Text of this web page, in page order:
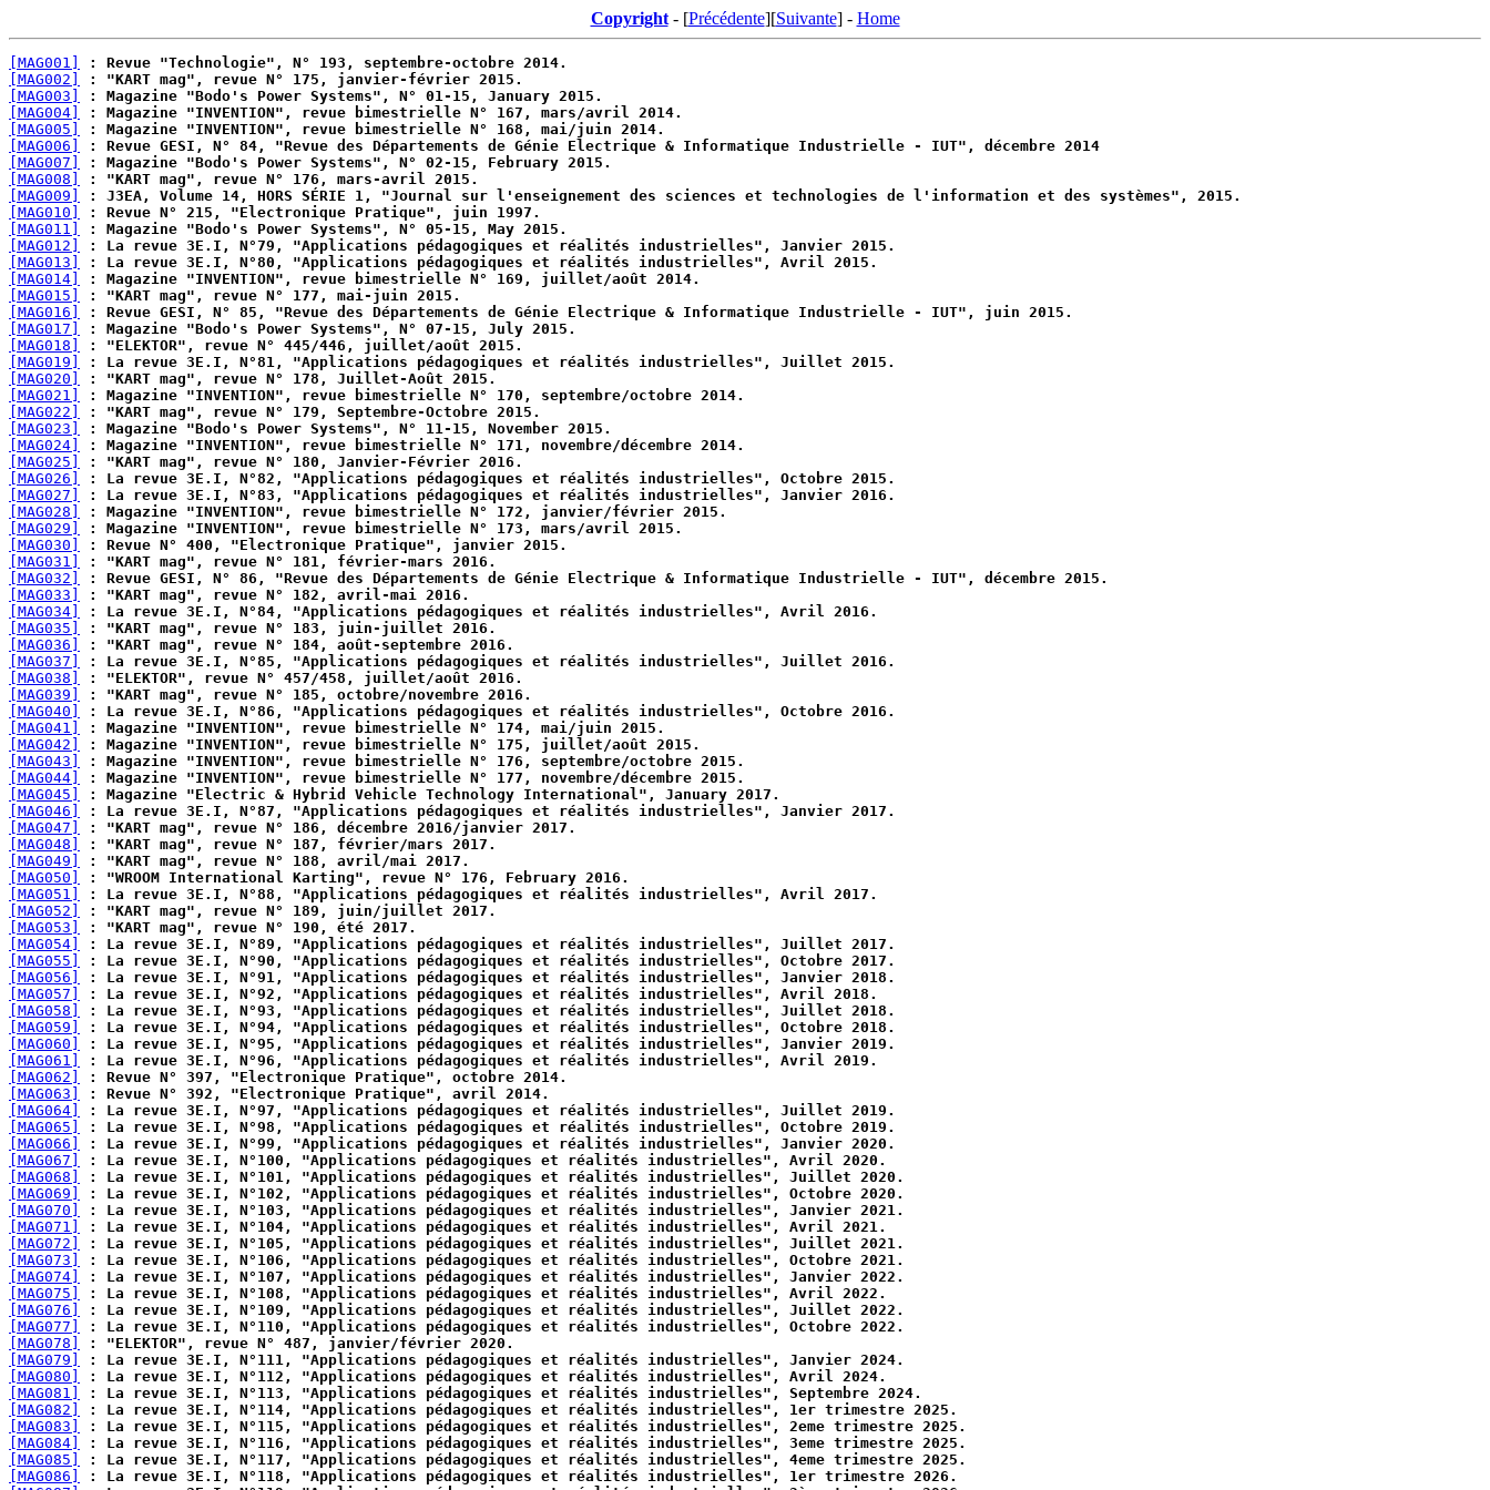
Copyright- [Précédente][Suivante] - Home
[MAG001]
: Revue "Technologie", N° 193, septembre-octobre 2014.
[MAG002]
: "KART mag", revue N° 175, janvier-février 2015.
[MAG003]
: Magazine "Bodo's Power Systems", N° 01-15, January 2015.
[MAG004]
: Magazine "INVENTION", revue bimestrielle N° 167, mars/avril 2014.
[MAG005]
: Magazine "INVENTION", revue bimestrielle N° 168, mai/juin 2014.
[MAG006]
: Revue GESI, N° 84, "Revue des Départements de Génie Electrique & Informatique Industrielle - IUT", décembre 2014
[MAG007]
: Magazine "Bodo's Power Systems", N° 02-15, February 2015.
[MAG008]
: "KART mag", revue N° 176, mars-avril 2015.
[MAG009]
: J3EA, Volume 14, HORS SÉRIE 1, "Journal sur l'enseignement des sciences et technologies de l'information et des systèmes", 2015.
[MAG010]
: Revue N° 215, "Electronique Pratique", juin 1997.
[MAG011]
: Magazine "Bodo's Power Systems", N° 05-15, May 2015.
[MAG012]
: La revue 3E.I, N°79, "Applications pédagogiques et réalités industrielles", Janvier 2015.
[MAG013]
: La revue 3E.I, N°80, "Applications pédagogiques et réalités industrielles", Avril 2015.
[MAG014]
: Magazine "INVENTION", revue bimestrielle N° 169, juillet/août 2014.
[MAG015]
: "KART mag", revue N° 177, mai-juin 2015.
[MAG016]
: Revue GESI, N° 85, "Revue des Départements de Génie Electrique & Informatique Industrielle - IUT", juin 2015.
[MAG017]
: Magazine "Bodo's Power Systems", N° 07-15, July 2015.
[MAG018]
: "ELEKTOR", revue N° 445/446, juillet/août 2015.
[MAG019]
: La revue 3E.I, N°81, "Applications pédagogiques et réalités industrielles", Juillet 2015.
[MAG020]
: "KART mag", revue N° 178, Juillet-Août 2015.
[MAG021]
: Magazine "INVENTION", revue bimestrielle N° 170, septembre/octobre 2014.
[MAG022]
: "KART mag", revue N° 179, Septembre-Octobre 2015.
[MAG023]
: Magazine "Bodo's Power Systems", N° 11-15, November 2015.
[MAG024]
: Magazine "INVENTION", revue bimestrielle N° 171, novembre/décembre 2014.
[MAG025]
: "KART mag", revue N° 180, Janvier-Février 2016.
[MAG026]
: La revue 3E.I, N°82, "Applications pédagogiques et réalités industrielles", Octobre 2015.
[MAG027]
: La revue 3E.I, N°83, "Applications pédagogiques et réalités industrielles", Janvier 2016.
[MAG028]
: Magazine "INVENTION", revue bimestrielle N° 172, janvier/février 2015.
[MAG029]
: Magazine "INVENTION", revue bimestrielle N° 173, mars/avril 2015.
[MAG030]
: Revue N° 400, "Electronique Pratique", janvier 2015.
[MAG031]
: "KART mag", revue N° 181, février-mars 2016.
[MAG032]
: Revue GESI, N° 86, "Revue des Départements de Génie Electrique & Informatique Industrielle - IUT", décembre 2015.
[MAG033]
: "KART mag", revue N° 182, avril-mai 2016.
[MAG034]
: La revue 3E.I, N°84, "Applications pédagogiques et réalités industrielles", Avril 2016.
[MAG035]
: "KART mag", revue N° 183, juin-juillet 2016.
[MAG036]
: "KART mag", revue N° 184, août-septembre 2016.
[MAG037]
: La revue 3E.I, N°85, "Applications pédagogiques et réalités industrielles", Juillet 2016.
[MAG038]
: "ELEKTOR", revue N° 457/458, juillet/août 2016.
[MAG039]
: "KART mag", revue N° 185, octobre/novembre 2016.
[MAG040]
: La revue 3E.I, N°86, "Applications pédagogiques et réalités industrielles", Octobre 2016.
[MAG041]
: Magazine "INVENTION", revue bimestrielle N° 174, mai/juin 2015.
[MAG042]
: Magazine "INVENTION", revue bimestrielle N° 175, juillet/août 2015.
[MAG043]
: Magazine "INVENTION", revue bimestrielle N° 176, septembre/octobre 2015.
[MAG044]
: Magazine "INVENTION", revue bimestrielle N° 177, novembre/décembre 2015.
[MAG045]
: Magazine "Electric & Hybrid Vehicle Technology International", January 2017.
[MAG046]
: La revue 3E.I, N°87, "Applications pédagogiques et réalités industrielles", Janvier 2017.
[MAG047]
: "KART mag", revue N° 186, décembre 2016/janvier 2017.
[MAG048]
: "KART mag", revue N° 187, février/mars 2017.
[MAG049]
: "KART mag", revue N° 188, avril/mai 2017.
[MAG050]
: "WROOM International Karting", revue N° 176, February 2016.
[MAG051]
: La revue 3E.I, N°88, "Applications pédagogiques et réalités industrielles", Avril 2017.
[MAG052]
: "KART mag", revue N° 189, juin/juillet 2017.
[MAG053]
: "KART mag", revue N° 190, été 2017.
[MAG054]
: La revue 3E.I, N°89, "Applications pédagogiques et réalités industrielles", Juillet 2017.
[MAG055]
: La revue 3E.I, N°90, "Applications pédagogiques et réalités industrielles", Octobre 2017.
[MAG056]
: La revue 3E.I, N°91, "Applications pédagogiques et réalités industrielles", Janvier 2018.
[MAG057]
: La revue 3E.I, N°92, "Applications pédagogiques et réalités industrielles", Avril 2018.
[MAG058]
: La revue 3E.I, N°93, "Applications pédagogiques et réalités industrielles", Juillet 2018.
[MAG059]
: La revue 3E.I, N°94, "Applications pédagogiques et réalités industrielles", Octobre 2018.
[MAG060]
: La revue 3E.I, N°95, "Applications pédagogiques et réalités industrielles", Janvier 2019.
[MAG061]
: La revue 3E.I, N°96, "Applications pédagogiques et réalités industrielles", Avril 2019.
[MAG062]
: Revue N° 397, "Electronique Pratique", octobre 2014.
[MAG063]
: Revue N° 392, "Electronique Pratique", avril 2014.
[MAG064]
: La revue 3E.I, N°97, "Applications pédagogiques et réalités industrielles", Juillet 2019.
[MAG065]
: La revue 3E.I, N°98, "Applications pédagogiques et réalités industrielles", Octobre 2019.
[MAG066]
: La revue 3E.I, N°99, "Applications pédagogiques et réalités industrielles", Janvier 2020.
[MAG067]
: La revue 3E.I, N°100, "Applications pédagogiques et réalités industrielles", Avril 2020.
[MAG068]
: La revue 3E.I, N°101, "Applications pédagogiques et réalités industrielles", Juillet 2020.
[MAG069]
: La revue 3E.I, N°102, "Applications pédagogiques et réalités industrielles", Octobre 2020.
[MAG070]
: La revue 3E.I, N°103, "Applications pédagogiques et réalités industrielles", Janvier 2021.
[MAG071]
: La revue 3E.I, N°104, "Applications pédagogiques et réalités industrielles", Avril 2021.
[MAG072]
: La revue 3E.I, N°105, "Applications pédagogiques et réalités industrielles", Juillet 2021.
[MAG073]
: La revue 3E.I, N°106, "Applications pédagogiques et réalités industrielles", Octobre 2021.
[MAG074]
: La revue 3E.I, N°107, "Applications pédagogiques et réalités industrielles", Janvier 2022.
[MAG075]
: La revue 3E.I, N°108, "Applications pédagogiques et réalités industrielles", Avril 2022.
[MAG076]
: La revue 3E.I, N°109, "Applications pédagogiques et réalités industrielles", Juillet 2022.
[MAG077]
: La revue 3E.I, N°110, "Applications pédagogiques et réalités industrielles", Octobre 2022.
[MAG078]
: "ELEKTOR", revue N° 487, janvier/février 2020.
[MAG079]
: La revue 3E.I, N°111, "Applications pédagogiques et réalités industrielles", Janvier 2024.
[MAG080]
: La revue 3E.I, N°112, "Applications pédagogiques et réalités industrielles", Avril 2024.
[MAG081]
: La revue 3E.I, N°113, "Applications pédagogiques et réalités industrielles", Septembre 2024.
[MAG082]
: La revue 3E.I, N°114, "Applications pédagogiques et réalités industrielles", 1er trimestre 2025.
[MAG083]
: La revue 3E.I, N°115, "Applications pédagogiques et réalités industrielles", 2eme trimestre 2025.
[MAG084]
: La revue 3E.I, N°116, "Applications pédagogiques et réalités industrielles", 3eme trimestre 2025.
[MAG085]
: La revue 3E.I, N°117, "Applications pédagogiques et réalités industrielles", 4eme trimestre 2025.
[MAG086]
: La revue 3E.I, N°118, "Applications pédagogiques et réalités industrielles", 1er trimestre 2026.